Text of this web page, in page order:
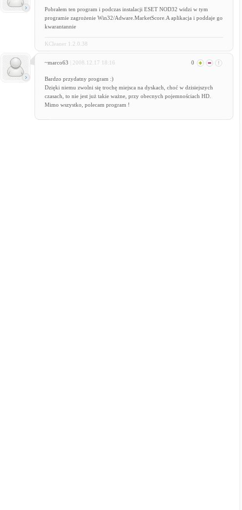
Pobrałem ten program i podczas instalacji ESET NOD32 widzi w tym
programie zagrożenie Win32/Adware.MarketScore.A aplikacja i poddaje go
kwarantannie
KCleaner 1.2.0.38
~marco63 | 2008.12.17 18:16 0
Bardzo przydatny program :)
Dzięki niemu zwolni się trochę miejsca na dyskach, choć w dzisiejszych
czasach, to nie jest już takie ważne, przy obecnych pojemnościach HD.
Mimo wszystko, polecam program !